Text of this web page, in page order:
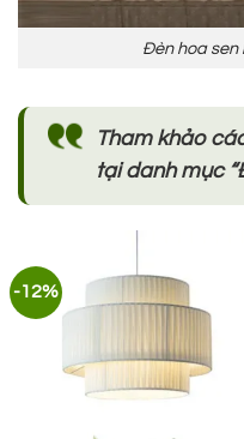
Đèn hoa
Tham khảo
tại danh mục
-12%